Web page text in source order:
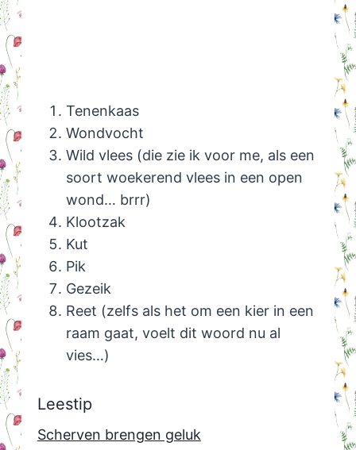
Tenenkaas
Wondvocht
Wild vlees (die zie ik voor me, als een
soort woekerend vlees in een open
wond… brrr)
Klootzak
Kut
Pik
Gezeik
Reet (zelfs als het om een kier in een
raam gaat, voelt dit woord nu al
vies…)
Leestip
Scherven brengen geluk